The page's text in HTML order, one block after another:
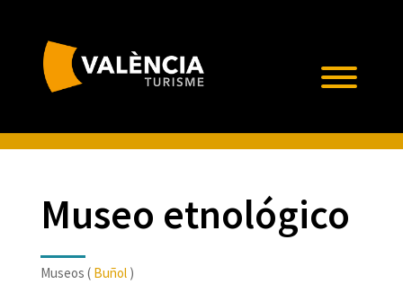
Museo etnológico
Museos ( Buñol)